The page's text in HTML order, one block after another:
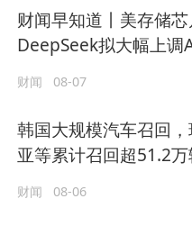
财闻早知道丨美存储
DeepSeek拟大幅上调
财闻 08-07
韩国大规模汽车召回
亚等累计召回超51.2
财闻 08-06